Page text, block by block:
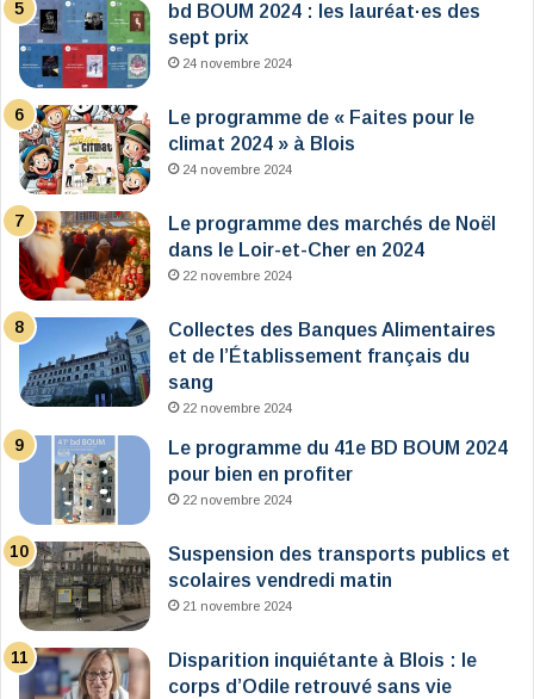
bd BOUM 2024 : les lauréat·es des
sept prix
24 novembre 2024
Le programme de « Faites pour le
climat 2024 » à Blois
24 novembre 2024
Le programme des marchés de Noël
dans le Loir-et-Cher en 2024
22 novembre 2024
Collectes des Banques Alimentaires
et de l’Établissement français du
sang
22 novembre 2024
Le programme du 41e BD BOUM 2024
pour bien en profiter
22 novembre 2024
Suspension des transports publics et
scolaires vendredi matin
21 novembre 2024
Disparition inquiétante à Blois : le
corps d’Odile retrouvé sans vie